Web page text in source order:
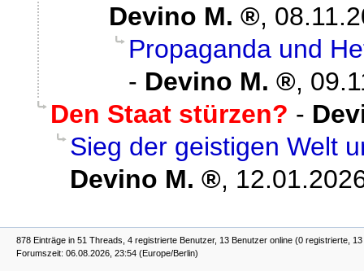
Devino M.
,
Propaganda und
- Devino M. ,
Den Staat stürzen? -
Sieg der geistigen Welt
Devino M.
,
878 Einträge in 51 Threads, 4 registrierte Benutzer, 13 Benutzer online (0 registrierte,
Forumszeit: 06.08.2026, 23:54 (Europe/Berlin)